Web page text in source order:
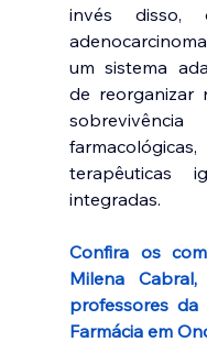
invés disso,
um sistema
de reorganizar
terapêuticas
integradas.
Confira os
Milena
professores da
Farmácia em